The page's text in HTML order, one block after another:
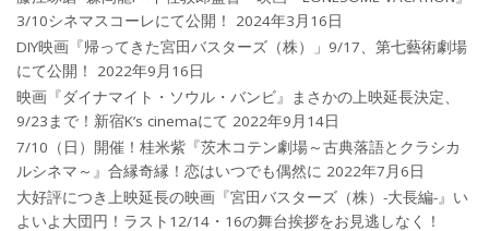
3/10シネマスコーレにて公開！
2024年3月16日
DIY映画『帰ってきた宮田バスターズ（株）」9/17、第七藝術劇場
にて公開！
2022年9月16日
映画『ダイナマイト・ソウル・バンビ』まさかの上映延長決定、
9/23まで！新宿K’s cinemaにて 2022年9月14日
7/10（日）開催！桂米紫『茨木コテン劇場～古典落語とクラシカ
ルシネマ～』合縁奇縁！恋はいつでも偶然に 2022年7月6日
大好評につき上映延長の映画『宮田バスターズ（株）-大長編-』い
よいよ大団円！ラスト12/14・16の舞台挨拶をお見逃しなく！